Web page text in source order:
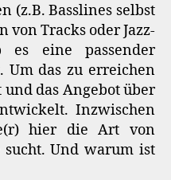
(z.B. Basslines selbst
von Tracks oder Jazz-
eine passender
Um das zu erreichen
das Angebot über
Inzwischen
hier die Art von
sucht. Und warum ist